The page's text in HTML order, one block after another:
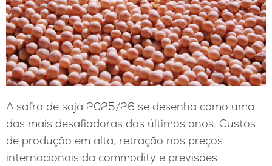
A safra de soja 2025/26 se desenha como uma
das mais desafiadoras dos últimos anos. Custos
de produção em alta, retração nos preços
internacionais da commodity e previsões